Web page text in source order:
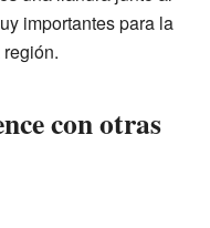
importantes para la
con otras